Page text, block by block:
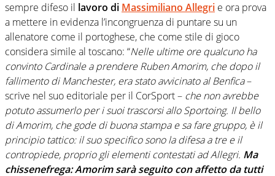
sempre difeso il lavoro di Massimiliano Allegri e ora prova
a mettere in evidenza l’incongruenza di puntare su un
allenatore come il portoghese, che come stile di gioco
considera simile al toscano: “Nelle ultime ore qualcuno ha
convinto Cardinale a prendere Ruben Amorim, che dopo il
fallimento di Manchester, era stato avvicinato al Benfica–
scrive nel suo editoriale per il CorSport – che non avrebbe
potuto assumerlo per i suoi trascorsi allo Sportoing. Il bello
di Amorim, che gode di buona stampa e sa fare gruppo, è il
principio tattico: il suo specifico sono la difesa a tre e il
contropiede, proprio gli elementi contestati ad Allegri. Ma
chissenefrega: Amorim sarà seguito con affetto da tutti